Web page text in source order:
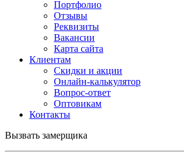
Портфолио
Отзывы
Реквизиты
Вакансии
Карта сайта
Клиентам
Скидки и акции
Онлайн-калькулятор
Вопрос-ответ
Оптовикам
Контакты
Вызвать замерщика